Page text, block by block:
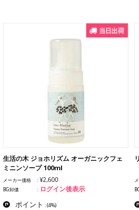
生活の木 ジョホリズム オーガニックフェ
ミニンソープ 100ml
メーカー価格 ¥2,600
BG卸価 ログイン後表示
ポイント :(4%)